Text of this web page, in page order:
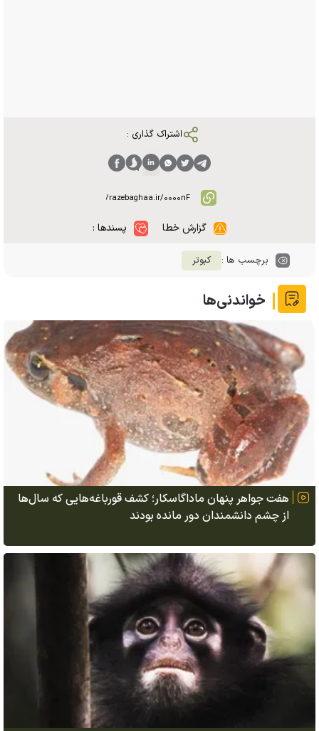
اشتراک گذاری :
گزارش خطا پسندها :
برچسب ها : کبوتر
خواندنی‌ها
هفت جواهر پنهان ماداگاسکار؛ کشف قورباغه‌هایی که سال‌ها
از چشم دانشمندان دور مانده بودند